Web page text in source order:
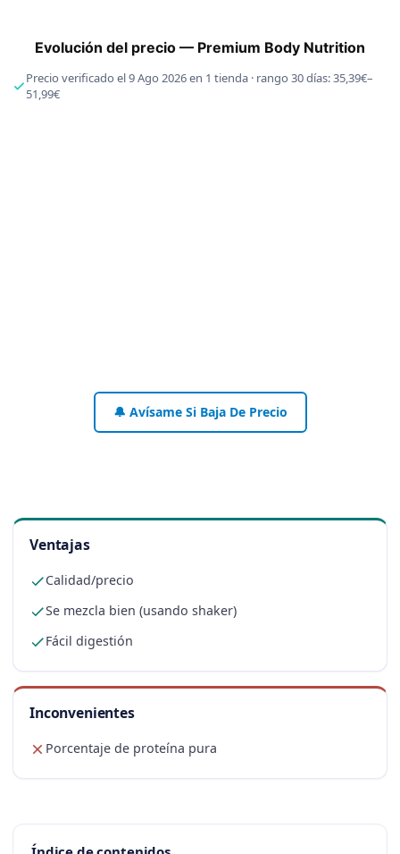
Evolución del precio — Premium Body Nutrition
Precio verificado el 9 Ago 2026 en 1 tienda · rango 30 días: 35,39€–
51,99€
🔔 Avísame Si Baja De Precio
Ventajas
Calidad/precio
Se mezcla bien (usando shaker)
Fácil digestión
Inconvenientes
Porcentaje de proteína pura